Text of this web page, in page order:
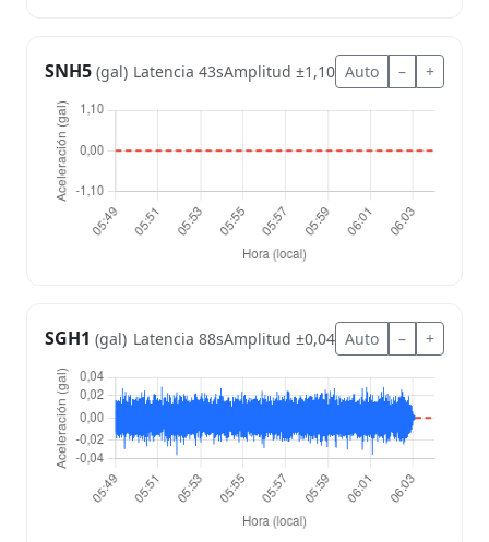
SNH5 (gal) Latencia 43sAmplitud ±1,10 Auto – +
SGH1 (gal) Latencia 88sAmplitud ±0,04 Auto – +